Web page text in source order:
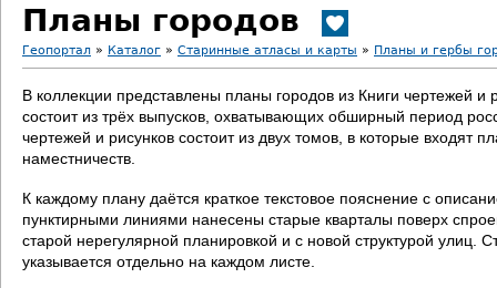
Планы городов
В
ы
д
е
Геопортал » Каталог » Старинные атласы и карты » Планы и гербы
В коллекции представлены планы городов из Книги чертежей
состоит из трёх выпусков, охватывающих обширный период
чертежей и рисунков состоит из двух томов, в которые входят
наместничеств.
К каждому плану даётся краткое текстовое пояснение с
пунктирными линиями нанесены старые кварталы поверх
старой нерегулярной планировкой и с новой структурой
указывается отдельно на каждом листе.